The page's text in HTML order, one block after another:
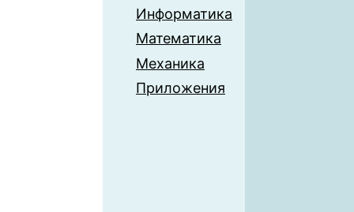
Информатика
Математика
Механика
Приложения